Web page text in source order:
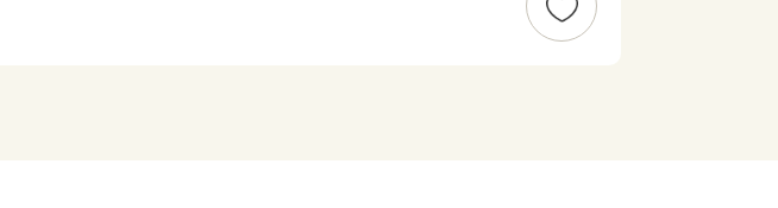
り、南北約20km の間に街並みや集落が連なります。日本海に面し